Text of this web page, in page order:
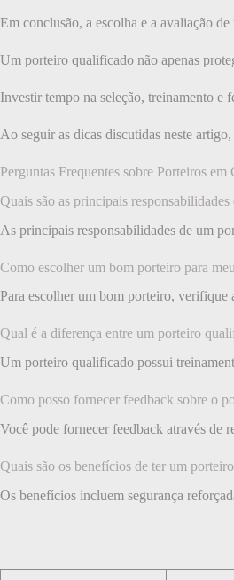
Em conclusão, a escolha e a avaliação
Um porteiro qualificado não apenas
Investir tempo na seleção, treinamento e
Ao seguir as dicas discutidas neste
Perguntas Frequentes sobre Porteiros
Quais são as principais
As principais responsabilidades de um
Como escolher um bom porteiro para
Para escolher um bom porteiro, verifique
Qual é a diferença entre um porteiro
Um porteiro qualificado possui
Como posso fornecer feedback sobre o
Você pode fornecer feedback através de
Quais são os benefícios de ter um
Os benefícios incluem segurança